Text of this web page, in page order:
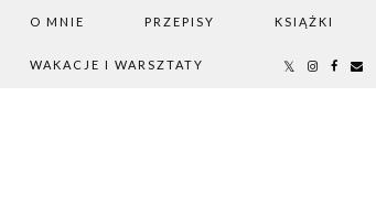
O MNIE PRZEPISY KSIĄŻKI
WAKACJE I WARSZTATY